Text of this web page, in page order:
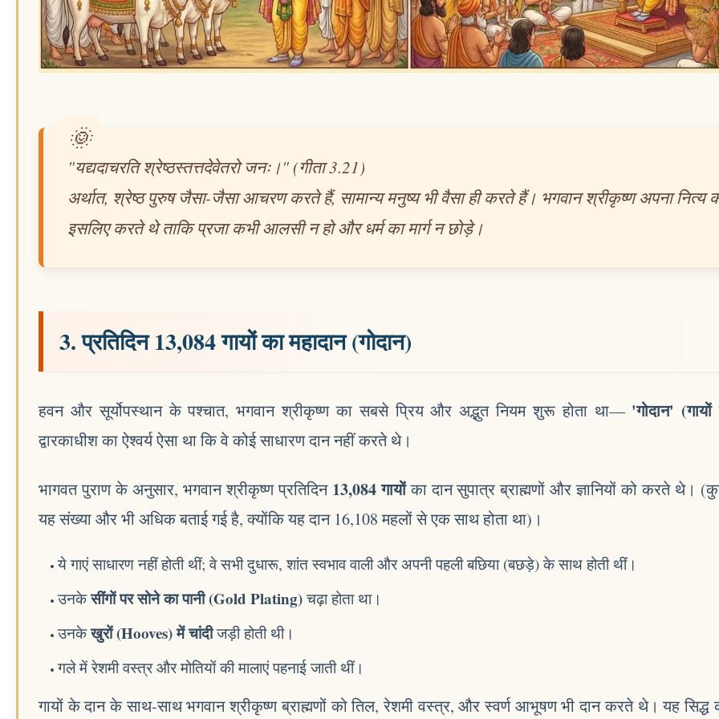
"यद्यदाचरति श्रेष्ठस्तत्तदेवेतरो जनः।" (गीता 3.21)
अर्थात, श्रेष्ठ पुरुष जैसा-जैसा आचरण करते हैं, सामान्य मनुष्य भी वैसा ही करते हैं। भगवान श्रीकृष्ण अपना नित्य
इसलिए करते थे ताकि प्रजा कभी आलसी न हो और धर्म का मार्ग न छोड़े।
3. प्रतिदिन 13,084 गायों का महादान (गोदान)
हवन और सूर्योपस्थान के पश्चात, भगवान श्रीकृष्ण का सबसे प्रिय और अद्भुत नियम शुरू होता था— 'गोदान'
द्वारकाधीश का ऐश्वर्य ऐसा था कि वे कोई साधारण दान नहीं करते थे।
भागवत पुराण के अनुसार, भगवान श्रीकृष्ण प्रतिदिन 13,084 गायोंका दान सुपात्र ब्राह्मणों और ज्ञानियों को करते थे।
यह संख्या और भी अधिक बताई गई है, क्योंकि यह दान 16,108 महलों से एक साथ होता था)।
ये गाएं साधारण नहीं होती थीं; वे सभी दुधारू, शांत स्वभाव वाली और अपनी पहली बछिया (बछड़े) के साथ होती थीं।
उनकेसींगों पर सोने का पानी (Gold Plating)चढ़ा होता था।
उनकेखुरों (Hooves) में चांदीजड़ी होती थी।
गले में रेशमी वस्त्र और मोतियों की मालाएं पहनाई जाती थीं।
गायों के दान के साथ-साथ भगवान श्रीकृष्ण ब्राह्मणों को तिल, रेशमी वस्त्र, और स्वर्ण आभूषण भी दान करते थे। यह सिद्ध